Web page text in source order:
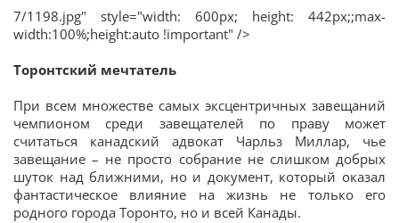
7/1198.jpg" style="width: 600px; height: 442px;;max-
width:100%;height:auto !important" />
Торонтский мечтатель
При всем множестве самых эксцентричных завещаний
чемпионом среди завещателей по праву может
считаться канадский адвокат Чарльз Миллар, чье
завещание – не просто собрание не слишком добрых
шуток над ближними, но и документ, который оказал
фантастическое влияние на жизнь не только его
родного города Торонто, но и всей Канады.